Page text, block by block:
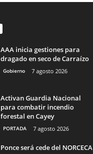
AAA inicia gestiones para
dragado en seco de Carraízo
Gobierno 7 agosto 2026
Activan Guardia Nacional
para combatir incendio
forestal en Cayey
PORTADA 7 agosto 2026
Ponce será cede del NORCECA